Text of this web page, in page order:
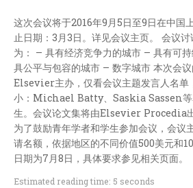
这次会议将于2016年9月5日至9日在中国
止日期：3月3日。详见会议主页。 会议
为： – 具有经济竞争力的城市 – 具有可
具公平与包容的城市 – 数字城市 本次会
Elsevier主办，仅看会议主题发言人名单
小：Michael Batty、Saskia Sassen等
生。会议论文集将由Elsevier Procedia
为了鼓励青年学者和学生参加会议，会议
请名额，依据地区的不同价值500美元和
日期为7月8日，具体要求参见相关页面。
Estimated reading time: 5 seconds